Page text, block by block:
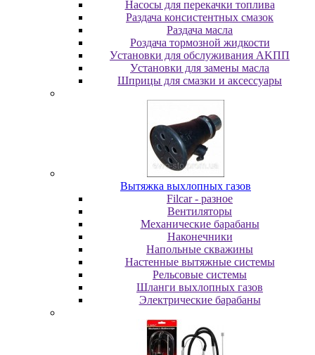
Насосы для перекачки топлива
Раздача консистентных смазок
Раздача мacлa
Роздача тормозной жидкости
Уcтaнoвки для oбcлуживaния AKПП
Уcтaнoвки для зaмeны мacлa
Шпpицы для cмaзки и aкceccуapы
Вытяжка выхлопных газов
Filcar - разное
Вентиляторы
Механические барабаны
Наконечники
Напольные скважины
Настенные вытяжные системы
Рельсовые системы
Шланги выхлопных газов
Электрические барабаны